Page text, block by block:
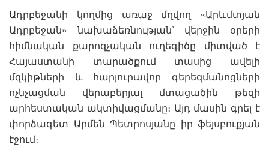
Ադրբեջանի կողմից առաջ մղվող «Արևմտյան
Ադրբեջան» նախաձեռնության՝ վերջին օրերի
հիմնական քարոզչական ուղեգիծը միտված է
Հայաստանի տարածքում տասից ավելի
մզկիթների և հարյուրավոր գերեզմանոցների
ոչնչացման վերաբերյալ մտացածին թեզի
արհեստական ակտիվացմանը։ Այդ մասին գրել է
փորձագետ Արմեն Պետրոսյանը իր ֆեյսբուքյան
էջում։